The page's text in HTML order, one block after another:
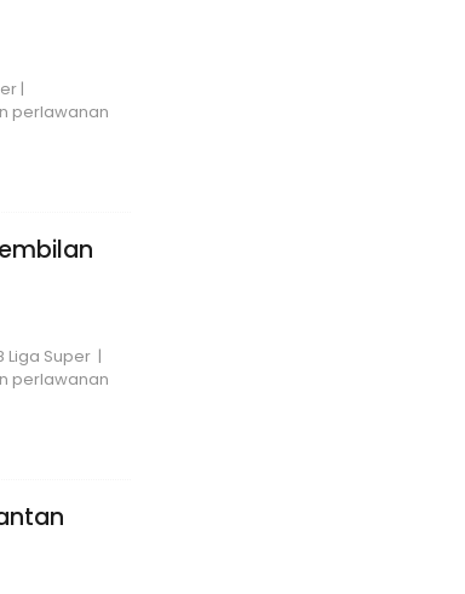
|
perlawanan
Liga Super |
perlawanan